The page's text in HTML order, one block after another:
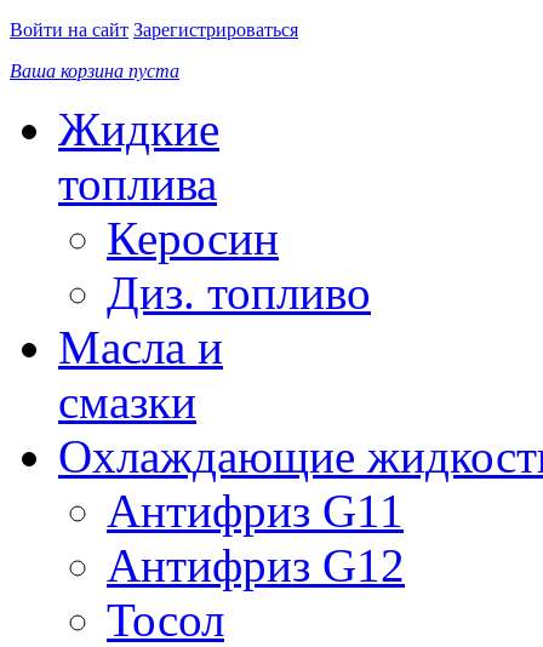
Войти на сайт Зарегистрироваться
Ваша корзина пуста
Жидкие
топлива
Керосин
Диз. топливо
Масла и
смазки
Охлаждающие
Антифриз G11
Антифриз G12
Тосол